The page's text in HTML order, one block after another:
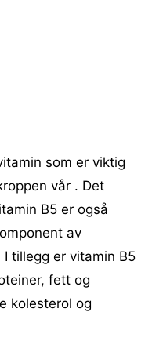
som er viktig
vår . Det
B5 er også
av
tillegg er vitamin B5
fett og
kolesterol og